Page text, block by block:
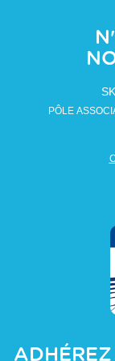
PÔLE